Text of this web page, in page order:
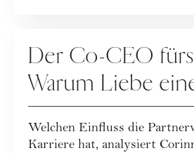
Der Co-CEO
Warum Liebe
Welchen Einfluss die
Karriere hat, analysiert